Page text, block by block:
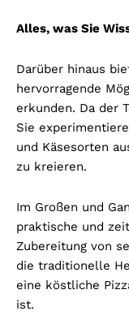
Alles, was Sie
Darüber hinaus
hervorragende
erkunden. Da der
Sie
und Käsesorten
zu kreieren.
Im Großen und
praktische und
Zubereitung von
die traditionelle
eine köstliche
ist.